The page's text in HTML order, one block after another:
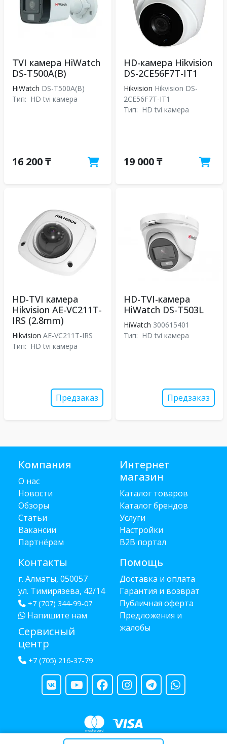
TVI камера HiWatch
DS-T500A(B)
HiWatch DS-T500A(B)
Тип: HD tvi камера
16 200 ₸
HD-камера Hikvision
DS-2CE56F7T-IT1
Hikvision Hikvision DS-
2CE56F7T-IT1
Тип: HD tvi камера
19 000 ₸
HD-TVI камера
Hikvision AE-VC211T-
IRS (2.8mm)
Hikvision AE-VC211T-IRS
Тип: HD tvi камера
Предзаказ
HD-TVI-камера
HiWatch DS-T503L
HiWatch 300615401
Тип: HD tvi камера
Предзаказ
Компания
О нас
Новости
Обзоры
Статьи
Вакансии
Партнёрам
Контакты
г. Алматы, 050057
ул. Тимирязева, 42/14
+7 (707) 344-99-07
Напишите нам
Сервисный
центр
+7 (705) 216-37-79
Интернет
магазин
Каталог товаров
Каталог брендов
Услуги
Настройки
B2B портал
Помощь
Доставка и оплата
Гарантия и возврат
Публичная оферта
Предложения и
жалобы